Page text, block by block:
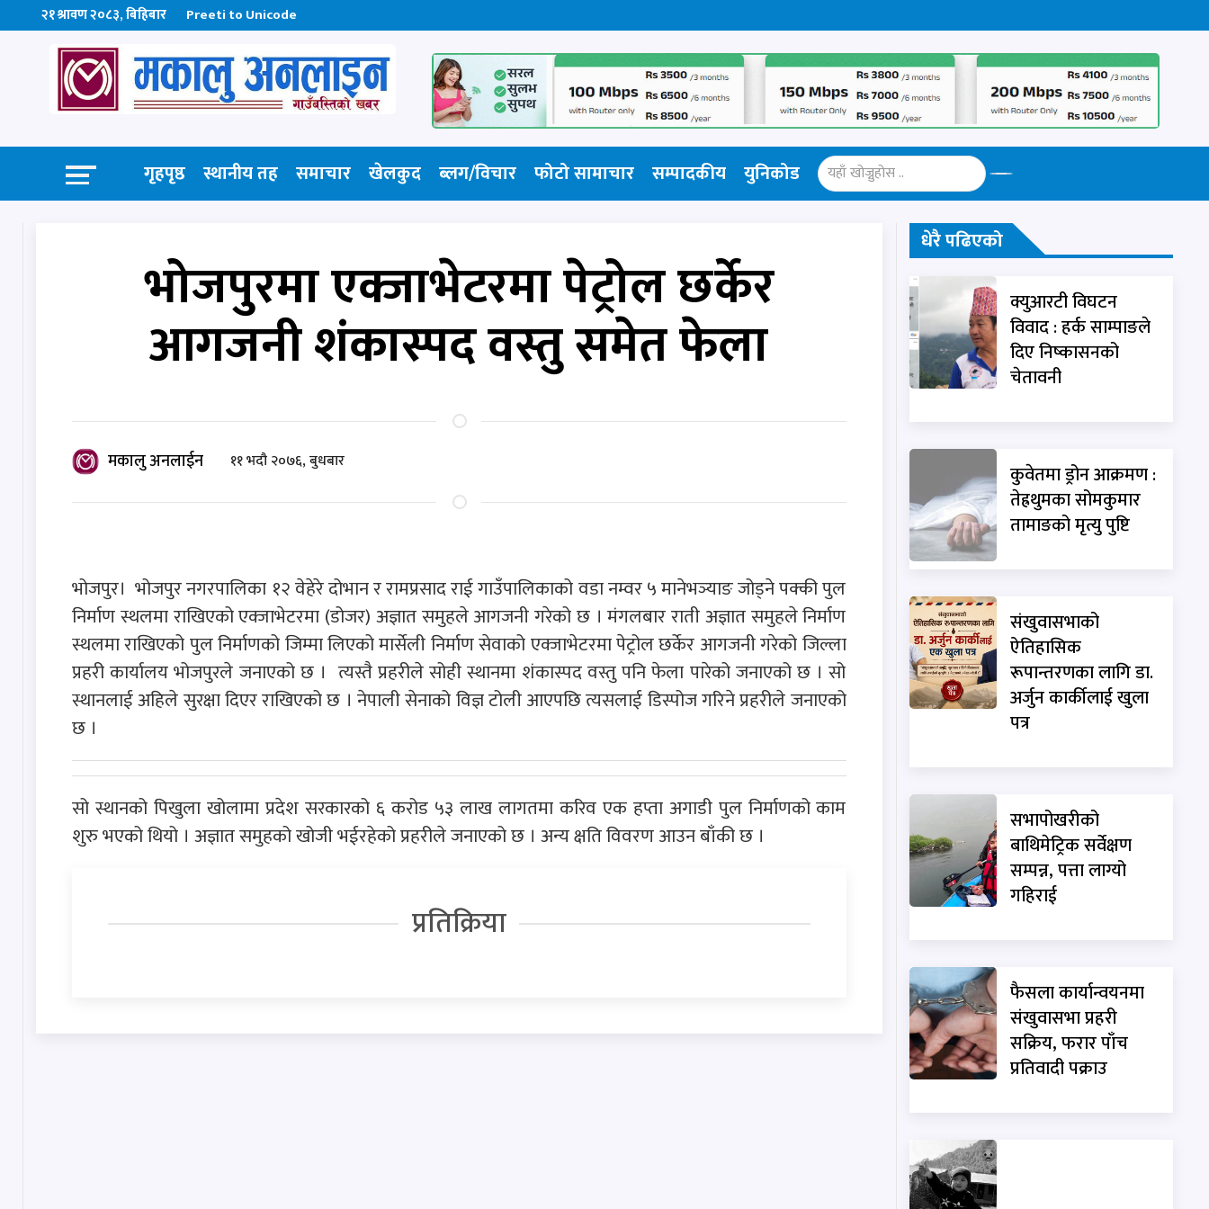
२१ श्रावण २०८३, बिहिबार Preeti to Unicode
गृहपृष्ठ स्थानीय तह समाचार खेलकुद ब्लग/विचार फोटो सामाचार​ सम्पादकीय युनिकोड
भोजपुरमा एक्जाभेटरमा पेट्रोल छर्केर
आगजनी शंकास्पद वस्तु समेत फेला
मकालु अनलाईन ११ भदौ २०७६, बुधबार
भोजपुर। भोजपुर नगरपालिका १२ वेहेरे दोभान र रामप्रसाद राई गाउँपालिकाको वडा नम्वर ५ मानेभञ्याङ जोड्ने पक्की पुल
निर्माण स्थलमा राखिएको एक्जाभेटरमा (डोजर) अज्ञात समुहले आगजनी गरेको छ । मंगलबार राती अज्ञात समुहले निर्माण
स्थलमा राखिएको पुल निर्माणको जिम्मा लिएको मार्सेली निर्माण सेवाको एक्जाभेटरमा पेट्रोल छर्केर आगजनी गरेको जिल्ला
प्रहरी कार्यालय भोजपुरले जनाएको छ । त्यस्तै प्रहरीले सोही स्थानमा शंकास्पद वस्तु पनि फेला पारेको जनाएको छ । सो
स्थानलाई अहिले सुरक्षा दिएर राखिएको छ । नेपाली सेनाको विज्ञ टोली आएपछि त्यसलाई डिस्पोज गरिने प्रहरीले जनाएको
छ ।
सो स्थानको पिखुला खोलामा प्रदेश सरकारको ६ करोड ५३ लाख लागतमा करिव एक हप्ता अगाडी पुल निर्माणको काम
शुरु भएको थियो । अज्ञात समुहको खोजी भईरहेको प्रहरीले जनाएको छ । अन्य क्षति विवरण आउन बाँकी छ ।
प्रतिक्रिया
धेरै पढिएको
क्युआरटी विघटन
विवाद : हर्क साम्पाङले
दिए निष्कासनको
चेतावनी
कुवेतमा ड्रोन आक्रमण :
तेह्रथुमका सोमकुमार
तामाङको मृत्यु पुष्टि
संखुवासभाको
ऐतिहासिक
रूपान्तरणका लागि डा.
अर्जुन कार्कीलाई खुला
पत्र
सभापोखरीको
बाथिमेट्रिक सर्वेक्षण
सम्पन्न, पत्ता लाग्यो
गहिराई
फैसला कार्यान्वयनमा
संखुवासभा प्रहरी
सक्रिय, फरार पाँच
प्रतिवादी पक्राउ